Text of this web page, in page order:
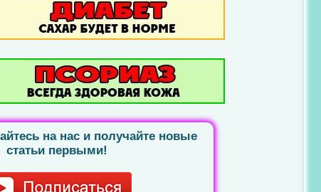
на нас и получайте новые
статьи первыми!